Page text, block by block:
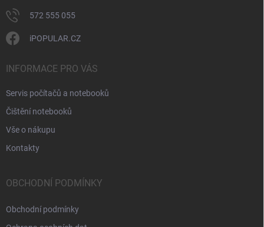
572 555 055
iPOPULAR.CZ
INFORMACE PRO VÁS
Servis počítačů a notebooků
Čištění notebooků
Vše o nákupu
Kontakty
OBCHODNÍ PODMÍNKY
Obchodní podmínky